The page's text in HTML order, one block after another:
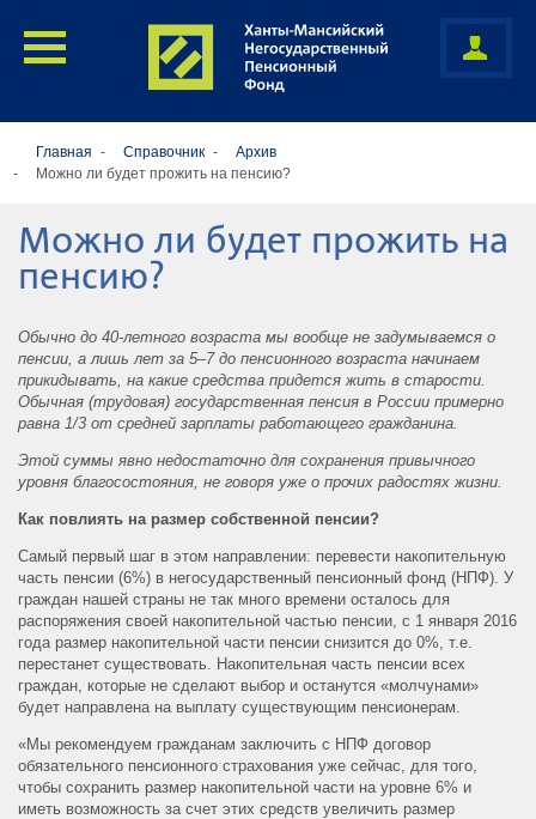
Главная Справочник
Архив
Можно ли будет прожить на пенсию?
Можно ли будет прожить на
пенсию?
Обычно до 40-летного возраста мы вообще не задумываемся о
пенсии, а лишь лет за 5–7 до пенсионного возраста начинаем
прикидывать, на какие средства придется жить в старости.
Обычная (трудовая) государственная пенсия в России примерно
равна 1/3 от средней зарплаты работающего гражданина.
Этой суммы явно недостаточно для сохранения привычного
уровня благосостояния, не говоря уже о прочих радостях жизни.
Как повлиять на размер собственной пенсии?
Самый первый шаг в этом направлении: перевести накопительную
часть пенсии (6%) в негосударственный пенсионный фонд (НПФ). У
граждан нашей страны не так много времени осталось для
распоряжения своей накопительной частью пенсии, с 1 января 2016
года размер накопительной части пенсии снизится до 0%, т.е.
перестанет существовать. Накопительная часть пенсии всех
граждан, которые не сделают выбор и останутся «молчунами»
будет направлена на выплату существующим пенсионерам.
«Мы рекомендуем гражданам заключить с НПФ договор
обязательного пенсионного страхования уже сейчас, для того,
чтобы сохранить размер накопительной части на уровне 6% и
иметь возможность за счет этих средств увеличить размер